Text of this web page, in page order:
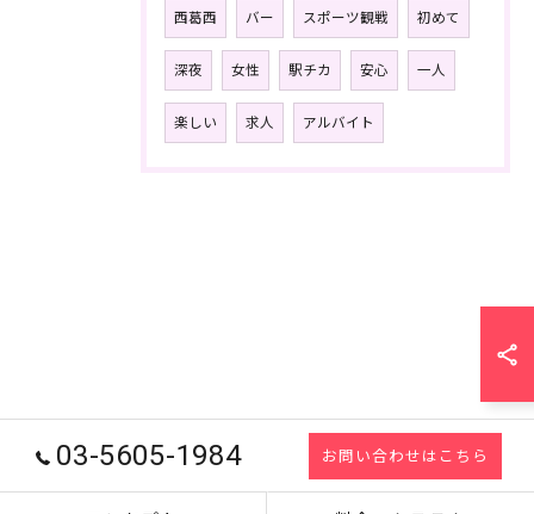
西葛西 バー スポーツ観戦 初めて
深夜 女性 駅チカ 安心 一人
楽しい 求人 アルバイト
03-5605-1984 お問い合わせはこちら